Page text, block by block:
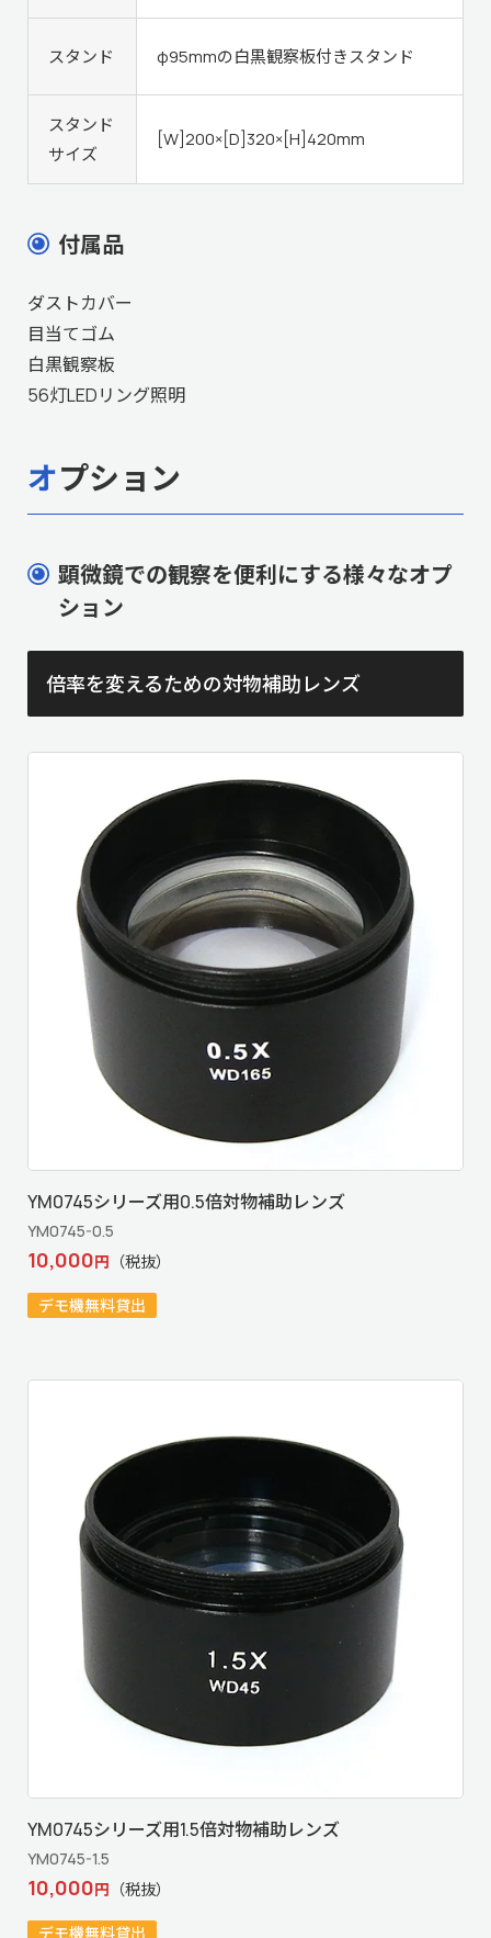
スタンド φ95mmの白黒観察板付きスタンド
スタンド
サイズ
[W]200×[D]320×[H]420mm
付属品
ダストカバー
目当てゴム
白黒観察板
56灯LEDリング照明
オプション
顕微鏡での観察を便利にする様々なオプ
ション
倍率を変えるための対物補助レンズ
YM0745シリーズ用0.5倍対物補助レンズ
YM0745-0.5
10,000円 （税抜）
デモ機無料貸出
YM0745シリーズ用1.5倍対物補助レンズ
YM0745-1.5
10,000円 （税抜）
デモ機無料貸出